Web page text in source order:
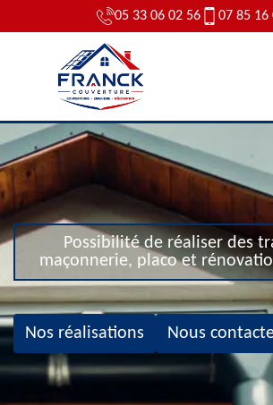
05 33 06 02 56 07 85 16
Possibilité de réaliser des
maçonnerie, placo et
Nos réalisations Nous